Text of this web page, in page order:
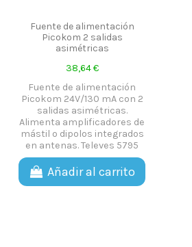
Fuente de alimentación
Picokom 2 salidas
asimétricas
38,64 €
Fuente de alimentación
Picokom 24V/130 mA con 2
salidas asimétricas.
Alimenta amplificadores de
mástil o dipolos integrados
en antenas. Televes 5795
Añadir al carrito